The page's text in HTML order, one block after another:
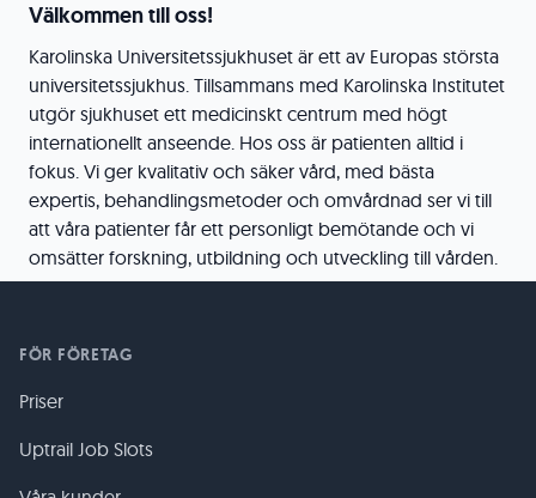
Välkommen till oss!
Karolinska Universitetssjukhuset är ett av Europas största
universitetssjukhus. Tillsammans med Karolinska Institutet
utgör sjukhuset ett medicinskt centrum med högt
internationellt anseende. Hos oss är patienten alltid i
fokus. Vi ger kvalitativ och säker vård, med bästa
expertis, behandlingsmetoder och omvårdnad ser vi till
att våra patienter får ett personligt bemötande och vi
omsätter forskning, utbildning och utveckling till vården.
FÖR FÖRETAG
Priser
Uptrail Job Slots